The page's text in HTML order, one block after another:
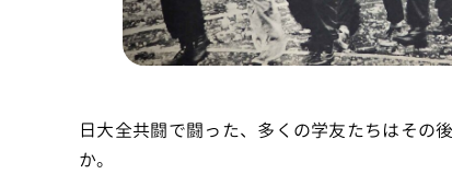
日大全共闘で闘った、多くの学友たちはその
か。 卒業し